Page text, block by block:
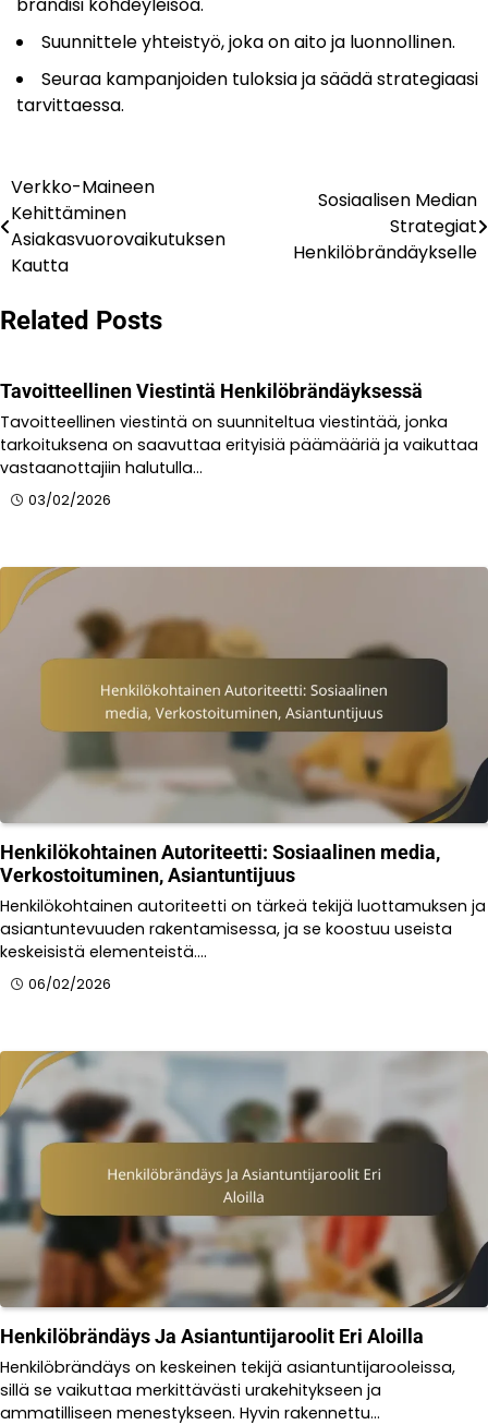
Suunnittele yhteistyö, joka on aito ja luonnollinen.
Seuraa kampanjoiden tuloksia ja säädä strategiaasi
tarvittaessa.
Post
navigation
Verkko-Maineen
Kehittäminen
Asiakasvuorovaikutuksen
Kautta
Sosiaalisen Median
Strategiat
Henkilöbrändäykselle
Related Posts
Tavoitteellinen Viestintä Henkilöbrändäyksessä
Tavoitteellinen viestintä on suunniteltua viestintää, jonka
tarkoituksena on saavuttaa erityisiä päämääriä ja vaikuttaa
vastaanottajiin halutulla…
03/02/2026
Henkilökohtainen Autoriteetti: Sosiaalinen media,
Verkostoituminen, Asiantuntijuus
Henkilökohtainen autoriteetti on tärkeä tekijä luottamuksen ja
asiantuntevuuden rakentamisessa, ja se koostuu useista
keskeisistä elementeistä.…
06/02/2026
Henkilöbrändäys Ja Asiantuntijaroolit Eri Aloilla
Henkilöbrändäys on keskeinen tekijä asiantuntijarooleissa,
sillä se vaikuttaa merkittävästi urakehitykseen ja
ammatilliseen menestykseen. Hyvin rakennettu…